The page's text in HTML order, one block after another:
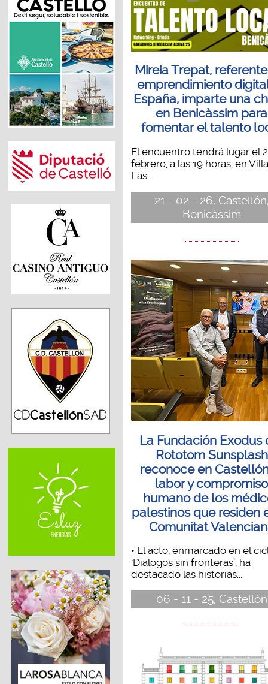
Mireia Trepat,
emprendimiento
España, imparte una
en Benicàssim para
fomentar el talento
El encuentro tendrá lugar el
febrero, a las 19 horas, en
Las...
21 - 02 - 26,
Benicàssim
La Fundación Exodus
Rototom Sunsplash
reconoce en
labor y compromiso
humano de los
palestinos que residen
Comunitat
• El acto, enmarcado en el
‘Diálogos sin fronteras’, ha
destacado las historias...
06 - 11 - 25, Castellón